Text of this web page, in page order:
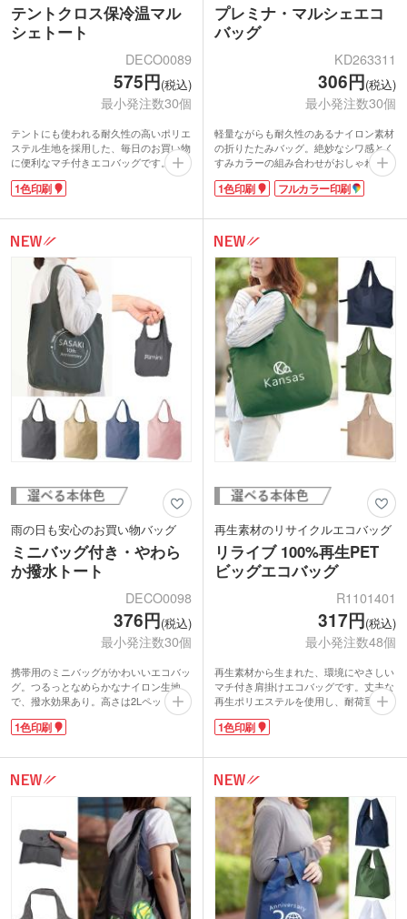
テントクロス保冷温マル
シェトート
DECO0089
575円(税込)
最小発注数30個
テントにも使われる耐久性の高いポリエ
ステル生地を採用した、毎日のお買い物
に便利なマチ付きエコバッグです。外側
は雨や汚れを弾く撥水加工、内側は保冷
温効果の高いアルミ蒸着フィルム加工に
しっかり閉じられ、2Lペットボトルが4
本入る大容量サイズ。肩掛けできるので
持ち運びやすいです。内ゴム付きで、使
わない時はコンパクトに折りたためま
表面に1色印刷で名入れ可能です。キャ
ンペーンのノベルティやオープン記念品
などにいかがでしょうか。
1色印刷
プレミナ・マルシェエコ
バッグ
KD263311
306円(税込)
最小発注数30個
軽量ながらも耐久性のあるナイロン素材
の折りたたみバッグ。絶妙なシワ感とく
すみカラーの組み合わせがおしゃれな印
象です。サイズはB4対応。肩掛けができ
るマルシェ型です。マチなしのフラット
お使いいただけます。コンパクトに折り
たためるゴムバンド付きで、いつものバ
ッグに常備しておけます。
バッグ表面には1色、またはフルカラー
印刷が可能。1色印刷でロゴを入れた
り、フルカラー印刷でキャラクターイラ
ストを印刷できます。
1色印刷 フルカラー印刷
雨の日も安心のお買い物バッグ
ミニバッグ付き・やわら
か撥水トート
DECO0098
376円(税込)
最小発注数30個
携帯用のミニバッグがかわいいエコバッ
グ。つるっとなめらかなナイロン生地
で、撥水効果あり。高さは2Lペットボト
ルが入るサイズです。底マチ付きで見た
目以上の収納力があります。持ち手が広
物バッグです。
本体またはミニバッグに1色印刷が可能
です。ブランドロゴを入れるだけでオリ
ジナルグッズが制作できます。
1色印刷
再生素材のリサイクルエコバッグ
リライブ 100%再生PET
ビッグエコバッグ
R1101401
317円(税込)
最小発注数48個
再生素材から生まれた、環境にやさしい
マチ付き肩掛けエコバッグです。丈夫な
再生ポリエステルを使用し、耐荷重はな
んと約83kgという頼もしさ。重たい荷物
もしっかり運べます。くるっと丸めてゴ
携帯にも便利。パッケージは紙巻仕様で
脱プラに配慮しており、環境意識の高い
ノベルティとしてもぴったりのアイテム
です。
表面に1色印刷が可能。ショップの購入
特典や、イベントの記念品におすすめで
す。
1色印刷